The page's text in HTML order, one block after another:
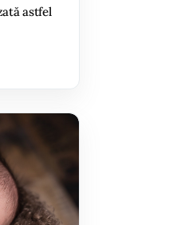
astfel